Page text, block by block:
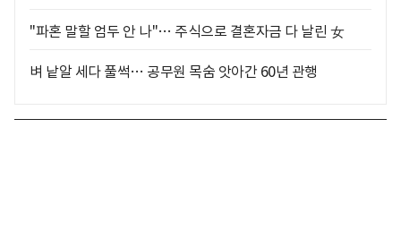
"파혼 말할 엄두 안 나"… 주식으로 결혼자금 다 날린 女
벼 낱알 세다 풀썩… 공무원 목숨 앗아간 60년 관행